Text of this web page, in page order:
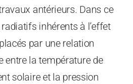
antérieurs. Dans ce
inhérents à l’effet
par une relation
entre la température de
solaire et la pression